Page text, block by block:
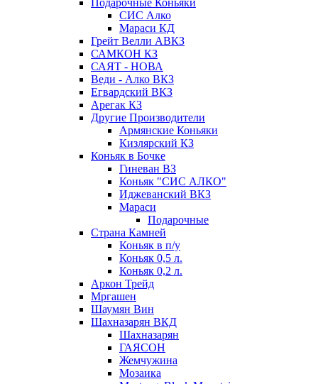
Подарочные Коньяки
СИС Алко
Мараси КД
Грейт Велли АВКЗ
САМКОН КЗ
САЯТ - НОВА
Веди - Алко ВКЗ
Егвардский ВКЗ
Арегак КЗ
Другие Производители
Армянские Коньяки
Кизлярский КЗ
Коньяк в Бочке
Гиневан ВЗ
Коньяк "СИС АЛКО"
Иджеванский ВКЗ
Мараси
Подарочные
Страна Камней
Коньяк в п/у
Коньяк 0,5 л.
Коньяк 0,2 л.
Аркон Трейд
Мргашен
Шаумян Вин
Шахназарян ВКД
Шахназарян
ГАЯСОН
Жемчужина
Мозаика